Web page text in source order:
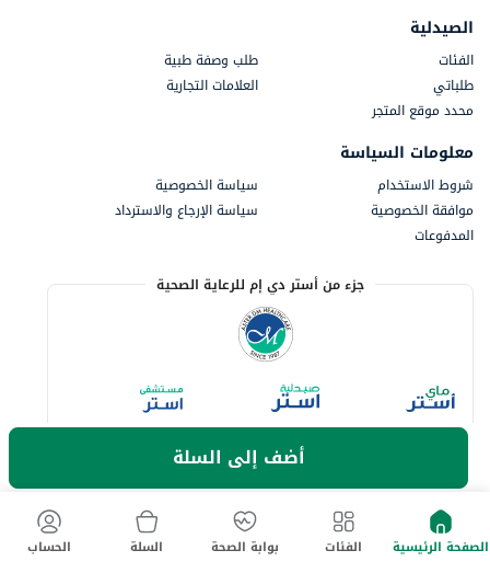
أضف إلى السلة
الصيدلية
الفئات
طلب وصفة طبية
طلباتي
العلامات التجارية
محدد موقع المتجر
معلومات السياسة
شروط الاستخدام
سياسة الخصوصية
موافقة الخصوصية
سياسة الإرجاع والاسترداد
المدفوعات
جزء من أستر دي إم للرعاية الصحية
الصفحة الرئيسية الفئات بوابة الصحة السلة الحساب